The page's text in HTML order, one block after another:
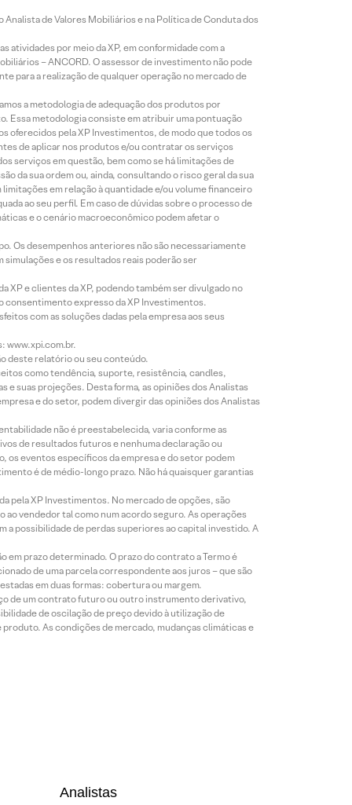
de Valores Mobiliários e na Política de Conduta dos
atividades por meio da XP, em conformidade com a
– ANCORD. O assessor de investimento não pode
para a realização de qualquer operação no mercado de
a metodologia de adequação dos produtos por
Essa metodologia consiste em atribuir uma pontuação
oferecidos pela XP Investimentos, de modo que todos os
de aplicar nos produtos e/ou contratar os serviços
serviços em questão, bem como se há limitações de
da sua ordem ou, ainda, consultando o risco geral da sua
em relação à quantidade e/ou volume financeiro
ao seu perfil. Em caso de dúvidas sobre o processo de
e o cenário macroeconômico podem afetar o
Os desempenhos anteriores não são necessariamente
e os resultados reais poderão ser
e clientes da XP, podendo também ser divulgado no
consentimento expresso da XP Investimentos.
com as soluções dadas pela empresa aos seus
www.xpi.com.br.
deste relatório ou seu conteúdo.
como tendência, suporte, resistência, candles,
e suas projeções. Desta forma, as opiniões dos Analistas
e do setor, podem divergir das opiniões dos Analistas
não é preestabelecida, varia conforme as
de resultados futuros e nenhuma declaração ou
os eventos específicos da empresa e do setor podem
é de médio-longo prazo. Não há quaisquer garantias
pela XP Investimentos. No mercado de opções, são
vendedor tal como num acordo seguro. As operações
possibilidade de perdas superiores ao capital investido. A
em prazo determinado. O prazo do contrato a Termo é
de uma parcela correspondente aos juros – que são
em duas formas: cobertura ou margem.
de um contrato futuro ou outro instrumento derivativo,
de oscilação de preço devido à utilização de
As condições de mercado, mudanças climáticas e
Analistas